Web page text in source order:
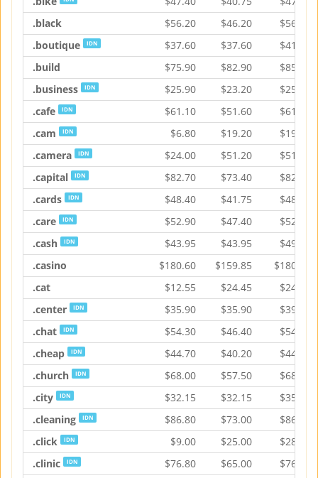
.black
$56.20 $46.20 $56.20
.boutique
IDN $37.60 $37.60 $41.95
.build
$75.90 $82.90 $85.20
.business
IDN $25.90 $23.20 $25.90
.cafe
IDN $61.10 $51.60 $61.10
.cam
IDN $6.80 $19.20 $19.20
.camera
IDN $24.00 $51.20 $51.20
.capital
IDN $82.70 $73.40 $82.70
.cards
IDN $48.40 $41.75 $48.40
.care
IDN $52.90 $47.40 $52.90
.cash
IDN $43.95 $43.95 $49.15
.casino
$180.60 $159.85 $180.60
.cat
$12.55 $24.45 $24.45
.center
IDN $35.90 $35.90 $39.85
.chat
IDN $54.30 $46.40 $54.30
.cheap
IDN $44.70 $40.20 $44.70
.church
IDN $68.00 $57.50 $68.00
.city
IDN $32.15 $32.15 $35.70
.cleaning
IDN $86.80 $73.00 $86.80
.click
IDN $9.00 $25.00 $28.00
.clinic
IDN $76.80 $65.00 $76.80